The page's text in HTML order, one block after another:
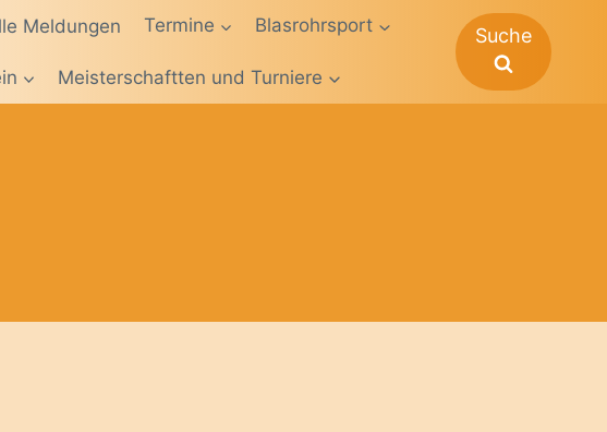
Meldungen Termine Blasrohrsport
Meisterschaftten und Turniere
Suche